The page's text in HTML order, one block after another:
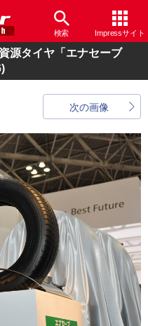
検索 Impressサイト
源タイヤ「エナセーブ
次の画像